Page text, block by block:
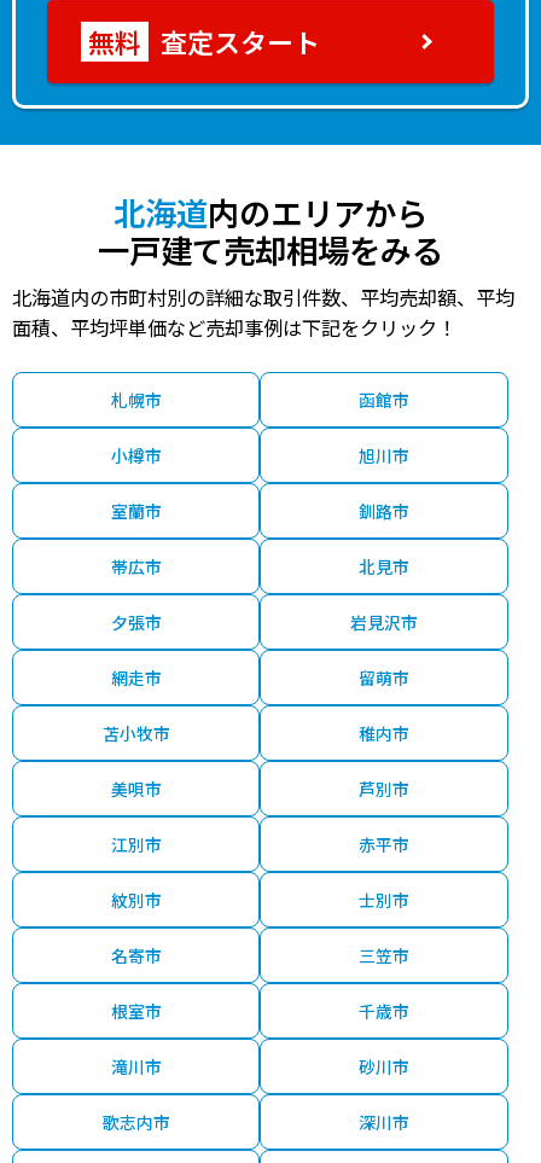
査定スタート
北海道内のエリアから
一戸建て売却相場をみる
北海道内の市町村別の詳細な取引件数、平均売却額、平均
面積、平均坪単価など売却事例は下記をクリック！
札幌市 函館市
小樽市 旭川市
室蘭市 釧路市
帯広市 北見市
夕張市 岩見沢市
網走市 留萌市
苫小牧市 稚内市
美唄市 芦別市
江別市 赤平市
紋別市 士別市
名寄市 三笠市
根室市 千歳市
滝川市 砂川市
歌志内市 深川市